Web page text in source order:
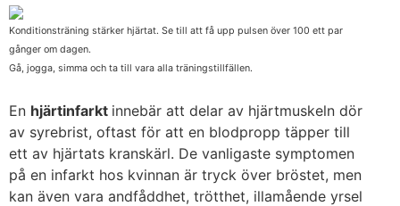
Konditionsträning stärker hjärtat. Se till att få upp pulsen över 100 ett par
gånger om dagen.
Gå, jogga, simma och ta till vara alla träningstillfällen.
En hjärtinfarkt innebär att delar av hjärtmuskeln dör
av syrebrist, oftast för att en blodpropp täpper till
ett av hjärtats kranskärl. De vanligaste symptomen
på en infarkt hos kvinnan är tryck över bröstet, men
kan även vara andfåddhet, trötthet, illamående yrsel